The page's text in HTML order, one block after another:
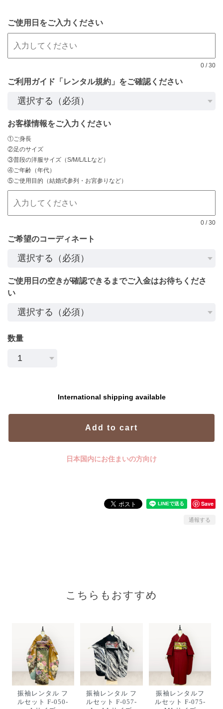
ご使用日をご入力ください
0 /30
ご利用ガイド「レンタル規約」をご確認ください
お客様情報をご入力ください
①ご身長
②足のサイズ
③普段の洋服サイズ（S/M/L/LLなど）
④ご年齢（年代）
⑤ご使用目的（結婚式参列・お宮参りなど）
0 /30
ご希望のコーディネート
ご使用日の空きが確認できるまでご入金はお待ちくださ
い
数量
International shipping available
Add to cart
日本国内にお住まいの方向け
Save
通報する
こちらもおすすめ
振袖レンタル フ
ルセット F-050-
振袖レンタル フ
ルセット F-057-
振袖レンタルフ
ルセット F-075-